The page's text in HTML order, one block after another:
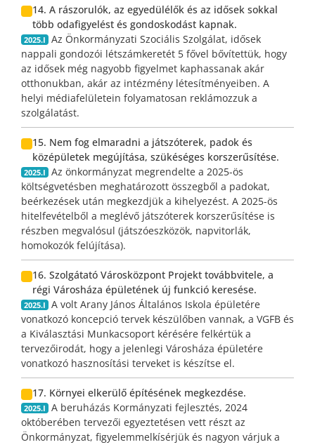
14. A rászorulók, az egyedülélők és az idősek sokkal
több odafigyelést és gondoskodást kapnak.
2025.I
Az Önkormányzati Szociális Szolgálat, idősek
nappali gondozói létszámkeretét 5 fővel bővítettük, hogy
az idősek még nagyobb figyelmet kaphassanak akár
otthonukban, akár az intézmény létesítményeiben. A
helyi médiafelületein folyamatosan reklámozzuk a
szolgálatást.
15. Nem fog elmaradni a játszóterek, padok és
középületek megújítása, szükéséges korszerűsítése.
2025.I
Az önkormányzat megrendelte a 2025-ös
költségvetésben meghatározott összegből a padokat,
beérkezések után megkezdjük a kihelyezést. A 2025-ös
hitelfevételből a meglévő játszóterek korszerűsítése is
részben megvalósul (játszóeszközök, napvitorlák,
homokozók felújítása).
16. Szolgátató Városközpont Projekt továbbvitele, a
régi Városháza épületének új funkció keresése.
2025.I
A volt Arany János Általános Iskola épületére
vonatkozó koncepció tervek készülőben vannak, a VGFB és
a Kiválasztási Munkacsoport kérésére felkértük a
tervezőirodát, hogy a jelenlegi Városháza épületére
vonatkozó hasznosítási terveket is készítse el.
17. Környei elkerülő építésének megkezdése.
2025.I
A beruházás Kormányzati fejlesztés, 2024
októberében tervezői egyeztetésen vett részt az
Önkormányzat, figyelemmelkísérjük és nagyon várjuk a